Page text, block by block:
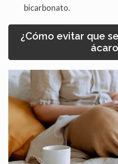
bicarbonato.
¿Cómo evitar que